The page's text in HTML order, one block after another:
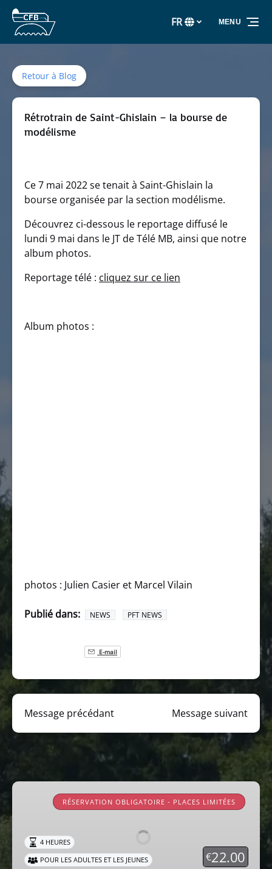
Aller à la navigation principale
Aller au contenu
Aller au pied de page
Sélectionnez
votre
FR MENU
Retour à Blog
Rétrotrain de Saint-Ghislain – la bourse de
modélisme
Ce 7 mai 2022 se tenait à Saint-Ghislain la
bourse organisée par la section modélisme.
Découvrez ci-dessous le reportage diffusé le
lundi 9 mai dans le JT de Télé MB, ainsi que notre
album photos.
Reportage télé : cliquez sur ce lien
Album photos :
photos : Julien Casier et Marcel Vilain
Publié dans: NEWS PFT NEWS
E-mail
Message précédant Message suivant
Rando-
Bocq
2026
RÉSERVATION OBLIGATOIRE - PLACES LIMITÉES
€22.00
4 HEURES
POUR LES ADULTES ET LES JEUNES